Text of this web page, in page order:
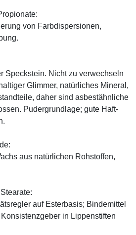
von Farbdispersionen,
Speckstein. Nicht zu verwechseln
Glimmer, natürliches Mineral,
daher sind asbestähnliche
Pudergrundlage; gute Haft-
aus natürlichen Rohstoffen,
auf Esterbasis; Bindemittel
in Lippenstiften